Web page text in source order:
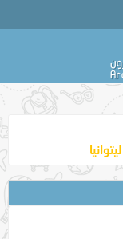
ليتوانيا